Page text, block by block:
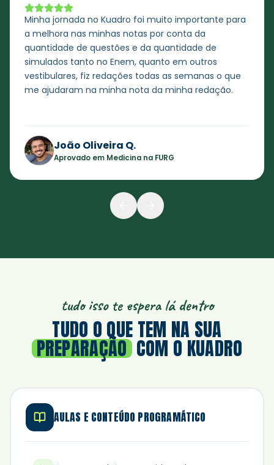
Minha jornada no Kuadro foi muito importante para
a melhora nas minhas notas por conta da
quantidade de questões e da quantidade de
simulados tanto no Enem, quanto em outros
vestibulares, fiz redações todas as semanas o que
me ajudaram na minha nota da minha redação.
João Oliveira Q.
Aprovado em Medicina na FURG
tudo isso te espera lá dentro
TUDO O QUE TEM NA SUA
PREPARAÇÃO COM O KUADRO
AULAS E CONTEÚDO PROGRAMÁTICO